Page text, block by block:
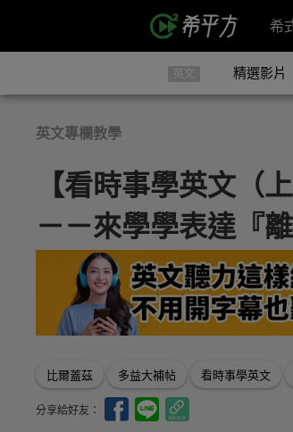
希
英文 精選影片
英文專欄教學
【看時事學英文（
－－來學學表達『
比爾蓋茲 多益大補帖 看時事學英文
分享給好友：